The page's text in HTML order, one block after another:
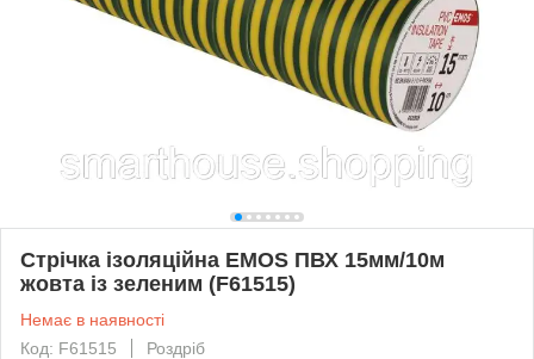
Стрічка ізоляційна EMOS ПВХ 15мм/10м
жовта із зеленим (F61515)
Немає в наявності
Код: F61515
Роздріб